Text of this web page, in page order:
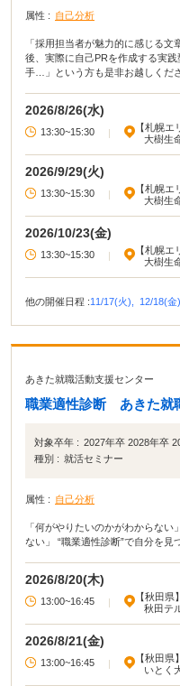
属性 : 自己分析
「採用担当者が魅力的に感じる
後、実際に自己PRを作成する実
手…」という方も是非お越しくだ
2026/8/26(水)
13:30~15:30
【札幌エ
大樹生
2026/9/29(火)
13:30~15:30
【札幌エ
大樹生
2026/10/23(金)
13:30~15:30
【札幌エ
大樹生
他の開催日程 :11/17(火), 12/18(金),
あきた就職活動支援センター
職業適性診断 あきた就
対象卒年 : 2027年卒 2028年卒
種別 : 就活セミナー
属性 : 自己分析
「何がやりたいのかがわからな
ない」 “職業適性診断”で自分を見
2026/8/20(木)
13:00~16:45
【秋田県】
秋田テ
2026/8/21(金)
13:00~16:45
【秋田県】
いとく